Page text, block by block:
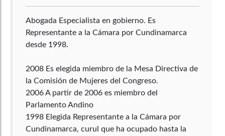
Abogada Especialista en gobierno. Es
Representante a la Cámara por Cundinamarca
desde 1998.
2008 Es elegida miembro de la Mesa Directiva de
la Comisión de Mujeres del Congreso.
2006 A partir de 2006 es miembro del
Parlamento Andino
1998 Elegida Representante a la Cámara por
Cundinamarca, curul que ha ocupado hasta la